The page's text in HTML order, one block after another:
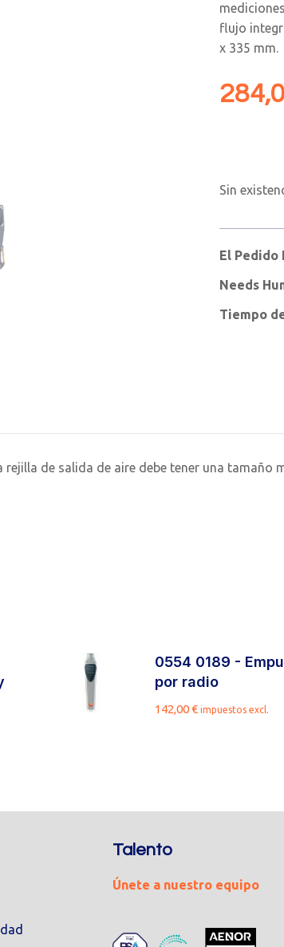
flujo
x 335 mm.
Sin
El Pedido
Needs
Tiempo
de salida de aire debe tener una tamaño
0554 0189 -
por radio
142,00€ impuestos excl.
Talento
Únete a nuestro equipo